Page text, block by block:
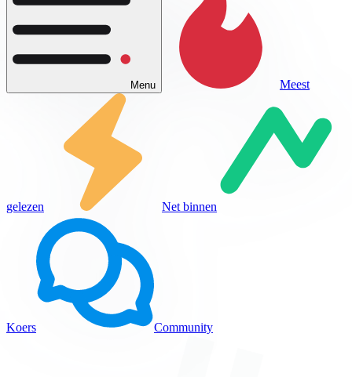
Menu Meest
gelezen Net binnen
Koers Community